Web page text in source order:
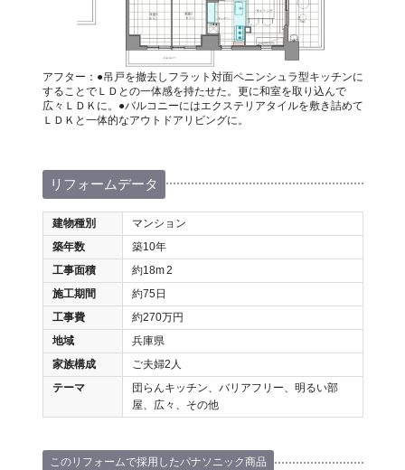
アフター：●吊戸を撤去しフラット対面ペニンシュラ型キッチンに
することでＬＤとの一体感を持たせた。更に和室を取り込んで
広々ＬＤＫに。●バルコニーにはエクステリアタイルを敷き詰めて
ＬＤＫと一体的なアウトドアリビングに。
リフォームデータ
建物種別
マンション
築年数
築10年
工事面積
約18m2
施工期間
約75日
工事費
約270万円
地域
兵庫県
家族構成
ご夫婦2人
テーマ
団らんキッチン、バリアフリー、明るい部
屋、広々、その他
このリフォームで採用したパナソニック商品